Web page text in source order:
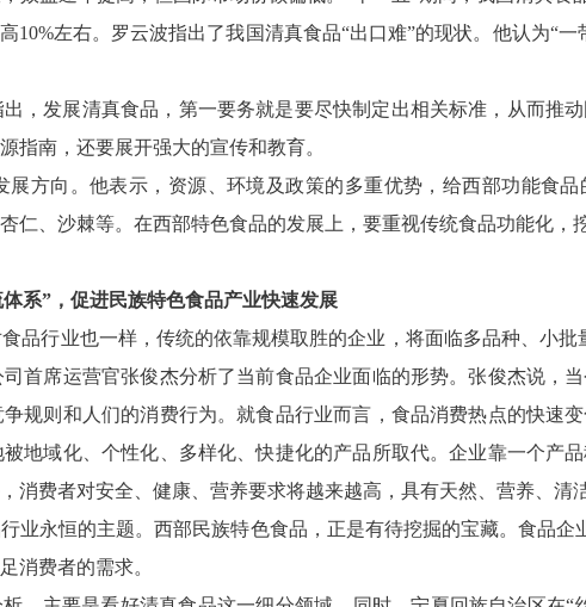
10%左右。罗云波指出了我国清真食品“出口难”的现状。他认为“
，发展清真食品，第一要务就是要尽快制定出相关标准，从而推
指南，还要展开强大的宣传和教育。
方向。他表示，资源、环境及政策的多重优势，给西部功能食
仁、沙棘等。在西部特色食品的发展上，要重视传统食品功能化，
系”，促进民族特色食品产业快速发展
品行业也一样，传统的依靠规模取胜的企业，将面临多品种、小
首席运营官张俊杰分析了当前食品企业面临的形势。张俊杰说，
规则和人们的消费行为。就食品行业而言，食品消费热点的快速
地域化、个性化、多样化、快捷化的产品所取代。企业靠一个产
消费者对安全、健康、营养要求将越来越高，具有天然、营养、清
业永恒的主题。西部民族特色食品，正是有待挖掘的宝藏。食品企
消费者的需求。